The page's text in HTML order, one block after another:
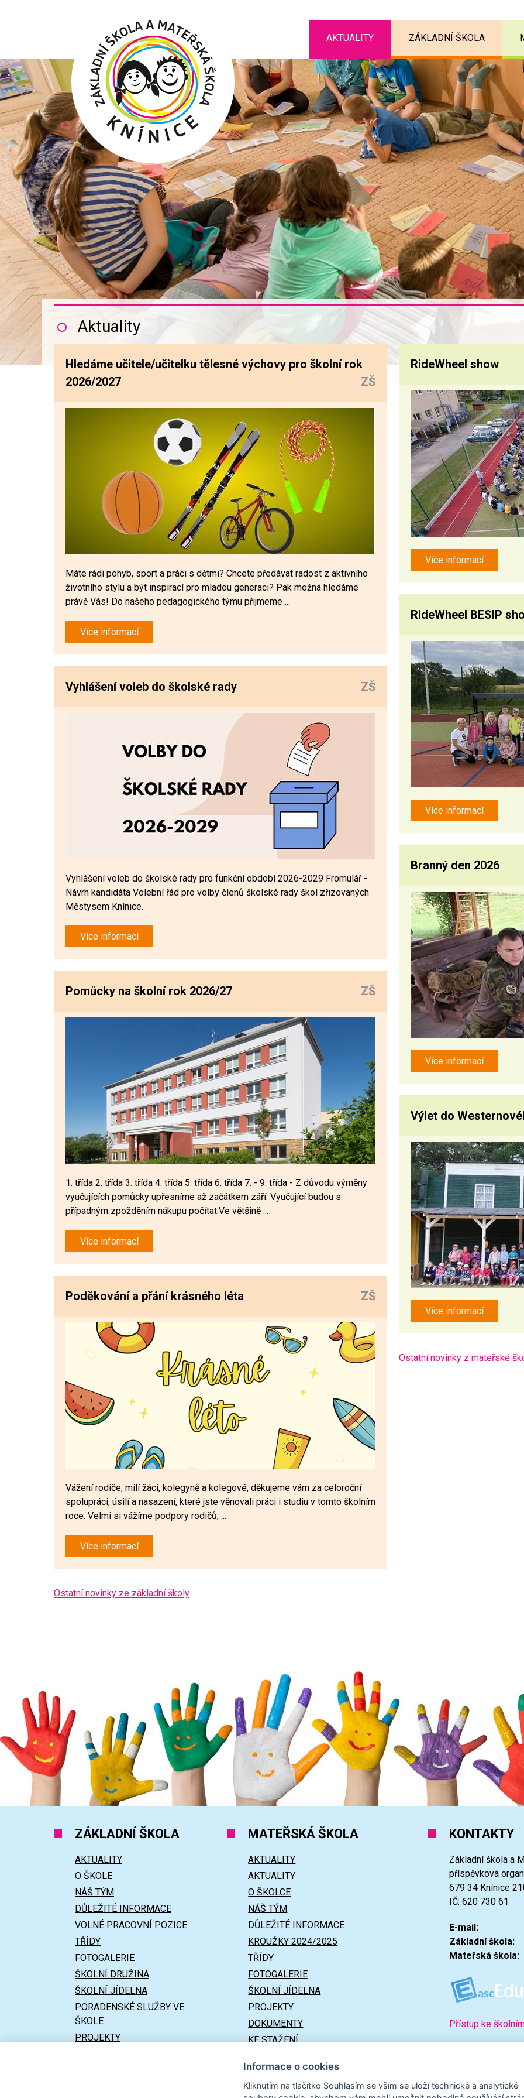
Informace o cookies
Kliknutím na tlačítko Souhlasím se vším se uloží technické a analytické
Aktuality
Hledáme učitele/učitelku tělesné výchovy pro školní rok
2026/2027
ZŠ
Máte rádi pohyb, sport a práci s dětmi? Chcete předávat radost z aktivního
životního stylu a být inspirací pro mladou generaci? Pak možná hledáme
právě Vás! Do našeho pedagogického týmu přijmeme ...
Více informací
Vyhlášení voleb do školské rady ZŠ
Vyhlášení voleb do školské rady pro funkční období 2026-2029 Fromulář -
Návrh kandidáta Volební řád pro volby členů školské rady škol zřizovaných
Městysem Knínice.
Více informací
Pomůcky na školní rok 2026/27 ZŠ
1. třída 2. třída 3. třída 4. třída 5. třída 6. třída 7. - 9. třída - Z důvodu výměny
vyučujících pomůcky upřesníme až začátkem září. Vyučující budou s
případným zpožděním nákupu počítat.Ve většině ...
Více informací
Poděkování a přání krásného léta ZŠ
Vážení rodiče, milí žáci, kolegyně a kolegové, děkujeme vám za celoroční
spolupráci, úsilí a nasazení, které jste věnovali práci i studiu v tomto školním
roce. Velmi si vážíme podpory rodičů, ...
Více informací
Ostatní novinky ze základní školy
RideWheel show
Více informací
RideWheel BESIP
Více informací
Branný den 2026
Více informací
Výlet do
Více informací
Ostatní novinky z mateřské
AKTUALITY ZÁKLADNÍ ŠKOLA
ZÁKLADNÍ ŠKOLA
AKTUALITY
O ŠKOLE
NÁŠ TÝM
DŮLEŽITÉ INFORMACE
VOLNÉ PRACOVNÍ POZICE
TŘÍDY
FOTOGALERIE
ŠKOLNÍ DRUŽINA
ŠKOLNÍ JÍDELNA
PORADENSKÉ SLUŽBY VE
ŠKOLE
PROJEKTY
MATEŘSKÁ ŠKOLA
AKTUALITY
AKTUALITY
O ŠKOLCE
NÁŠ TÝM
DŮLEŽITÉ INFORMACE
KROUŽKY 2024/2025
TŘÍDY
FOTOGALERIE
ŠKOLNÍ JÍDELNA
PROJEKTY
DOKUMENTY
KE STAŽENÍ
KONTAKTY
Základní škola a
příspěvková
679 34 Knínice
IČ: 620 730 61
E-mail:
Základní škola:
Mateřská škola:
Přístup ke